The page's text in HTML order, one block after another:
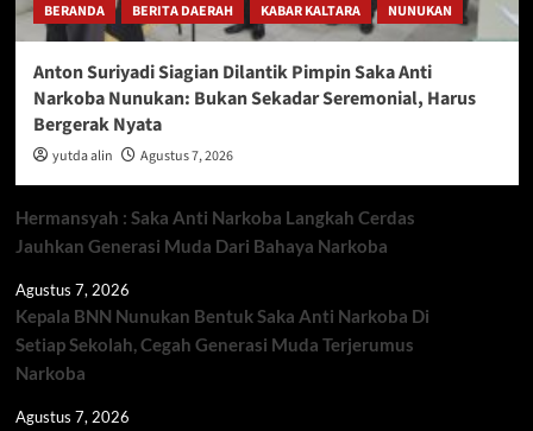
BERANDA BERITA DAERAH KABAR KALTARA NUNUKAN
Anton Suriyadi Siagian Dilantik Pimpin Saka Anti
Narkoba Nunukan: Bukan Sekadar Seremonial, Harus
Bergerak Nyata
yutda alin Agustus 7, 2026
Hermansyah : Saka Anti Narkoba Langkah Cerdas
Jauhkan Generasi Muda Dari Bahaya Narkoba
Agustus 7, 2026
Kepala BNN Nunukan Bentuk Saka Anti Narkoba Di
Setiap Sekolah, Cegah Generasi Muda Terjerumus
Narkoba
Agustus 7, 2026